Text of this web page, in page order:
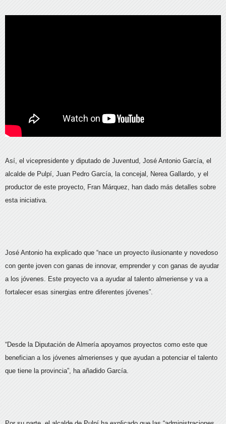
Así, el vicepresidente y diputado de Juventud, José Antonio García, el
alcalde de Pulpí, Juan Pedro García, la concejal, Nerea Gallardo, y el
productor de este proyecto, Fran Márquez, han dado más detalles sobre
esta iniciativa.
José Antonio ha explicado que “nace un proyecto ilusionante y novedoso
con gente joven con ganas de innovar, emprender y con ganas de ayudar
a los jóvenes. Este proyecto va a ayudar al talento almeriense y va a
fortalecer esas sinergias entre diferentes jóvenes”.
“Desde la Diputación de Almería apoyamos proyectos como este que
benefician a los jóvenes almerienses y que ayudan a potenciar el talento
que tiene la provincia”, ha añadido García.